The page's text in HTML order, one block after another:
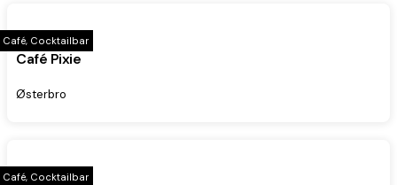
Café, Cocktailbar
Café Pixie
Østerbro
Café, Cocktailbar